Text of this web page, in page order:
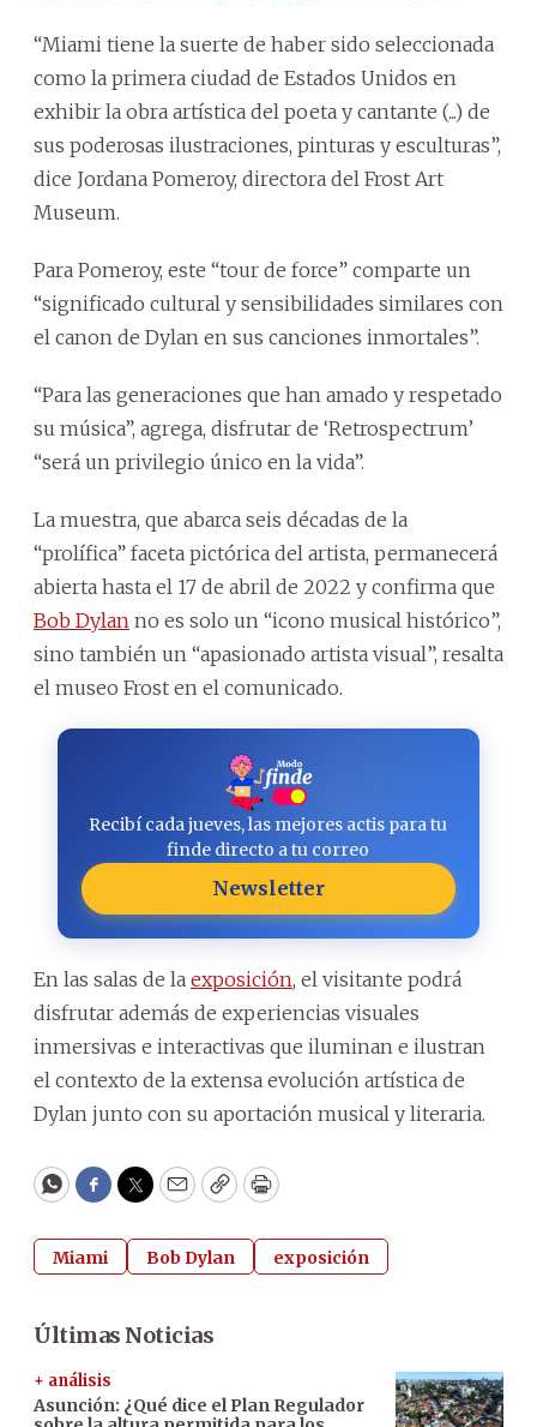
“Miami tiene la suerte de haber sido seleccionada
como la primera ciudad de Estados Unidos en
exhibir la obra artística del poeta y cantante (...) de
sus poderosas ilustraciones, pinturas y esculturas”,
dice Jordana Pomeroy, directora del Frost Art
Museum.
Para Pomeroy, este “tour de force” comparte un
“significado cultural y sensibilidades similares con
el canon de Dylan en sus canciones inmortales”.
“Para las generaciones que han amado y respetado
su música”, agrega, disfrutar de ‘Retrospectrum’
“será un privilegio único en la vida”.
La muestra, que abarca seis décadas de la
“prolífica” faceta pictórica del artista, permanecerá
abierta hasta el 17 de abril de 2022 y confirma que
Bob Dylan no es solo un “icono musical histórico”,
sino también un “apasionado artista visual”, resalta
el museo Frost en el comunicado.
Recibí cada jueves, las mejores actis para tu
finde directo a tu correo
Newsletter
En las salas de la exposición, el visitante podrá
disfrutar además de experiencias visuales
inmersivas e interactivas que iluminan e ilustran
el contexto de la extensa evolución artística de
Dylan junto con su aportación musical y literaria.
WhatsApp
Facebook
Twitter
EmailCopyPrint
Miami Bob Dylan exposición
Últimas Noticias
+ análisis
Asunción: ¿Qué dice el Plan Regulador